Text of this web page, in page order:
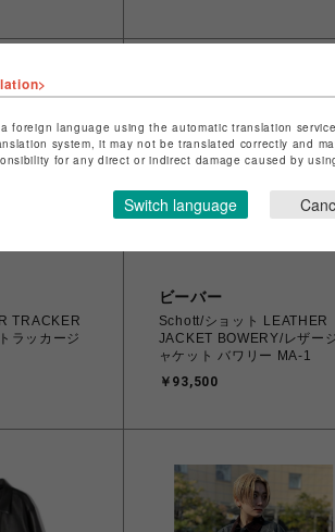
TRACKER
ラッカージ
ビーバー
Schott/ショット LEATHER
JACKET BOWERY/レザー
ャケット バワリー MA-1
￥93,500
foreign language using the automatic translation service.
system, it may not be translated correctly and
for any direct or indirect damage caused by
Switch language